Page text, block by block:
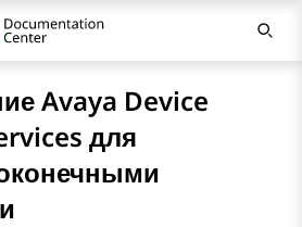
Avaya Device
для